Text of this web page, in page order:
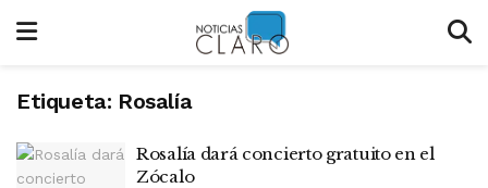
Etiqueta: Rosalía
Rosalía dará concierto gratuito en el
Zócalo